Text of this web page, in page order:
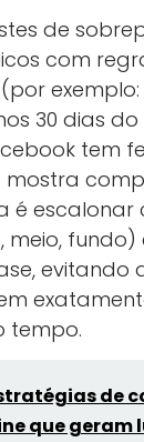
de
com
exemplo:
30 dias
tem
é escalonar
fundo)
evitando
tempo.
de
que geram